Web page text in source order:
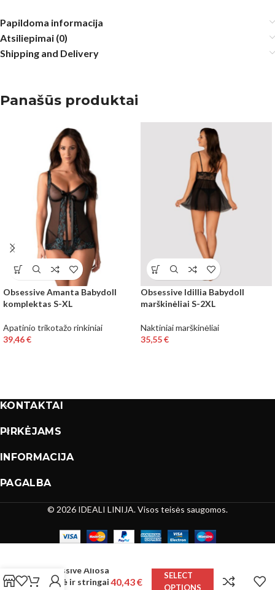
Papildoma informacija
Atsiliepimai (0)
Shipping and Delivery
Panašūs produktai
Obsessive Amanta Babydoll
komplektas S-XL
Apatinio trikotažo rinkiniai
39,46€
Obsessive Idillia Babydoll
marškinėliai S-2XL
Naktiniai marškinėliai
35,55€
KONTAKTAI
PIRKĖJAMS
INFORMACIJA
PAGALBA
© 2026 IDEALI LINIJA. Visos teisės saugomos.
Obsessive Aliosa
Košulė ir stringai40,43€
SELECT
OPTIONS